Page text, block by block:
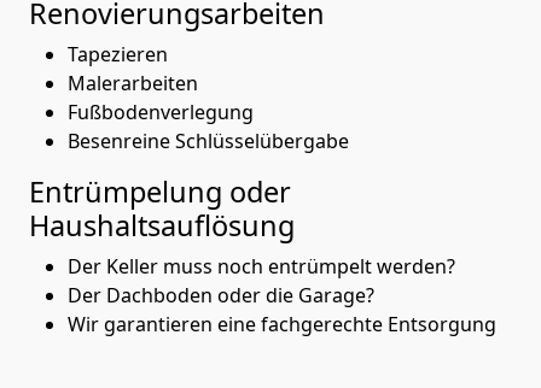
Renovierungsarbeiten
Tapezieren
Malerarbeiten
Fußbodenverlegung
Besenreine Schlüsselübergabe
Entrümpelung oder
Haushaltsauflösung
Der Keller muss noch entrümpelt werden?
Der Dachboden oder die Garage?
Wir garantieren eine fachgerechte Entsorgung